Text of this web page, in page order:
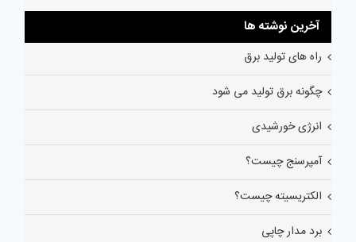
آخرین نوشته ها
راه های تولید برق
چگونه برق تولید می شود
انرژی خورشیدی
آمپرسنج چیست؟
الکتریسیته چیست؟
برد مدار چاپی